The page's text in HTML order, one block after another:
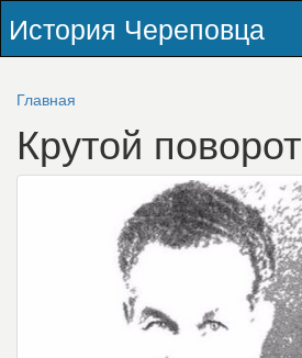
История Череповца
Главная
Крутой поворот